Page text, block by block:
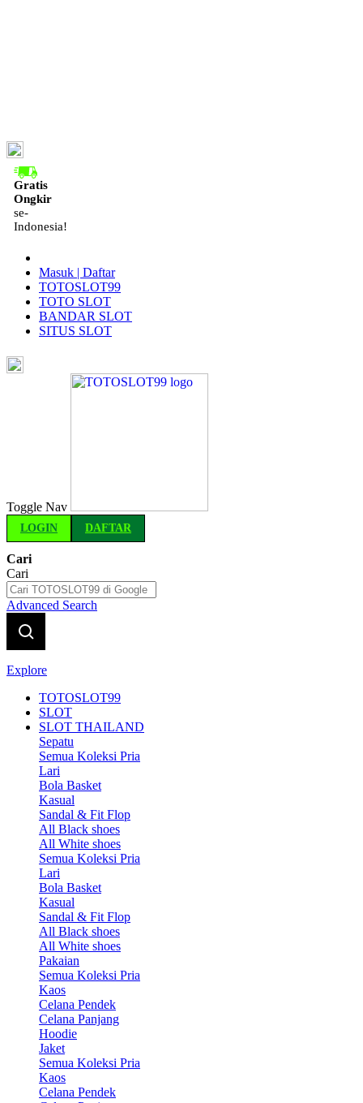
Gratis
Ongkir
se-
Indonesia!
Masuk | Daftar
TOTOSLOT99
TOTO SLOT
BANDAR SLOT
SITUS SLOT
Toggle Nav
LOGIN DAFTAR
Cari
Cari
Advanced Search
Explore
TOTOSLOT99
SLOT
SLOT THAILAND
Sepatu
Semua Koleksi Pria
Lari
Bola Basket
Kasual
Sandal & Fit Flop
All Black shoes
All White shoes
Semua Koleksi Pria
Lari
Bola Basket
Kasual
Sandal & Fit Flop
All Black shoes
All White shoes
Pakaian
Semua Koleksi Pria
Kaos
Celana Pendek
Celana Panjang
Hoodie
Jaket
Semua Koleksi Pria
Kaos
Celana Pendek